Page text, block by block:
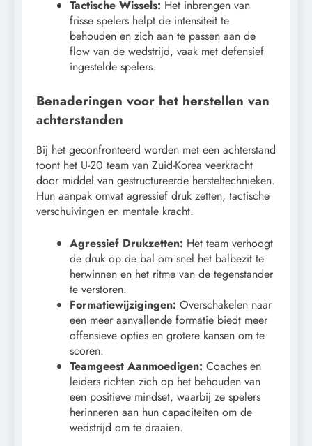
Tactische Wissels: Het inbrengen van
frisse spelers helpt de intensiteit te
behouden en zich aan te passen aan de
flow van de wedstrijd, vaak met defensief
ingestelde spelers.
Benaderingen voor het herstellen van
achterstanden
Bij het geconfronteerd worden met een achterstand
toont het U-20 team van Zuid-Korea veerkracht
door middel van gestructureerde hersteltechnieken.
Hun aanpak omvat agressief druk zetten, tactische
verschuivingen en mentale kracht.
Agressief Drukzetten: Het team verhoogt
de druk op de bal om snel het balbezit te
herwinnen en het ritme van de tegenstander
te verstoren.
Formatiewijzigingen: Overschakelen naar
een meer aanvallende formatie biedt meer
offensieve opties en grotere kansen om te
scoren.
Teamgeest Aanmoedigen: Coaches en
leiders richten zich op het behouden van
een positieve mindset, waarbij ze spelers
herinneren aan hun capaciteiten om de
wedstrijd om te draaien.